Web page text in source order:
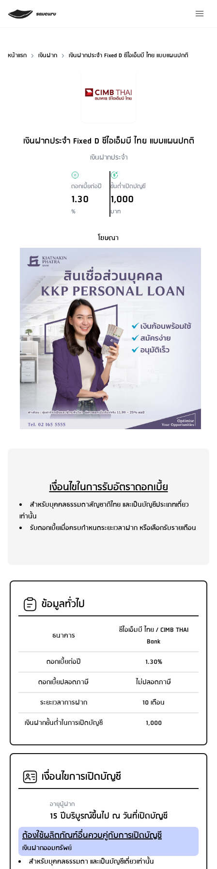
หน้าแรก เงินฝาก เงินฝากประจำ Fixed D ซีไอเอ็มบี ไทย แบบแผนปกติ
เงินฝากประจำ Fixed D ซีไอเอ็มบี ไทย แบบแผนปกติ
เงินฝากประจำ
ดอกเบี้ยต่อปี
1.30
%
ขั้นต่ำเปิดบัญชี
1,000
บาท
โฆษณา
เงื่อนไขในการรับอัตราดอกเบี้ย
สำหรับบุคคลธรรมดาสัญชาติไทย และเป็นบัญชีประเภทเดี่ยว
เท่านั้น
รับดอกเบี้ยเมื่อครบกำหนดระยะเวลาฝาก หรือเลือกรับรายเดือน
ข้อมูลทั่วไป
ธนาคาร
ซีไอเอ็มบี ไทย / CIMB THAI
Bank
ดอกเบี้ยต่อปี
1.30%
ดอกเบี้ยปลอดภาษี
ไม่ปลอดภาษี
ระยะเวลาการฝาก
10 เดือน
เงินฝากขั้นต่ำในการเปิดบัญชี
1,000
เงื่อนไขการเปิดบัญชี
อายุผู้ฝาก
15 ปีบริบูรณ์ขึ้นไป ณ วันที่เปิดบัญชี
ต้องใช้ผลิตภัณฑ์อื่นควบคู่กับการเปิดบัญชี
เงินฝากออมทรัพย์
สำหรับบุคคลธรรมดา และเป็นบัญชีเดี่ยวเท่านั้น